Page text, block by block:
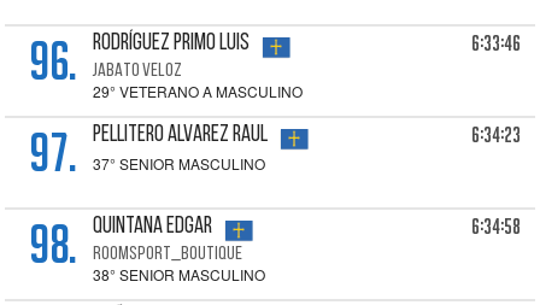
96. RODRÍGUEZ PRIMO Luis
JABATO VELOZ
29° VETERANO A MASCULINO
6:33:46
97. PELLITERO ALVAREZ Raul
37° SENIOR MASCULINO
6:34:23
98. QUINTANA Edgar
ROOMSPORT_BOUTIQUE
38° SENIOR MASCULINO
6:34:58